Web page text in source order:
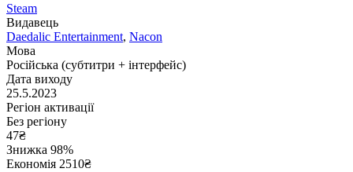
Steam
Видавець
Daedalic Entertainment, Nacon
Мова
Російська (субтитри + інтерфейс)
Дата виходу
25.5.2023
Регіон активації
Без регіону
47₴
Знижка 98%
Економія 2510₴